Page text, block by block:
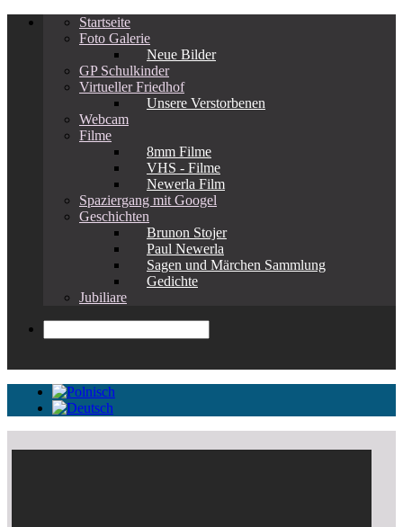
Startseite
Foto Galerie
Neue Bilder
GP Schulkinder
Virtueller Friedhof
Unsere Verstorbenen
Webcam
Filme
8mm Filme
VHS - Filme
Newerla Film
Spaziergang mit Googel
Geschichten
Brunon Stojer
Paul Newerla
Sagen und Märchen Sammlung
Gedichte
Jubiliare